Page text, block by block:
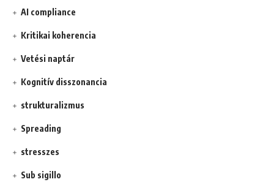
AI compliance
Kritikai koherencia
Vetési naptár
Kognitív disszonancia
strukturalizmus
Spreading
stresszes
Sub sigillo